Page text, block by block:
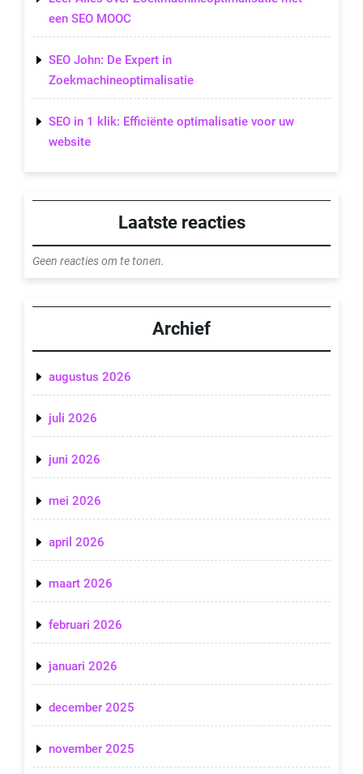
een SEO MOOC
SEO John: De Expert in
Zoekmachineoptimalisatie
SEO in 1 klik: Efficiënte optimalisatie voor uw
website
Laatste reacties
Geen reacties om te tonen.
Archief
augustus 2026
juli 2026
juni 2026
mei 2026
april 2026
maart 2026
februari 2026
januari 2026
december 2025
november 2025